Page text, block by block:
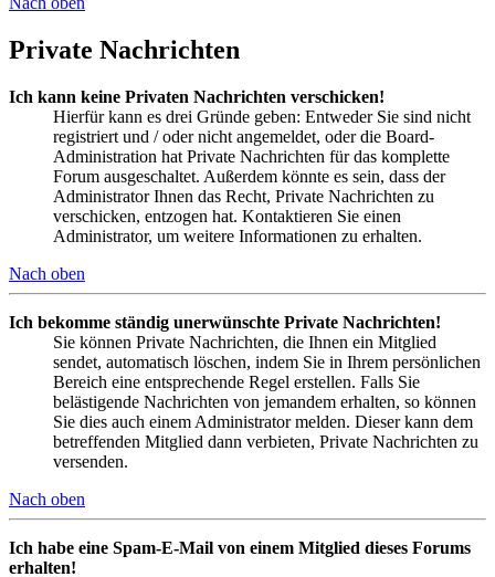
Private Nachrichten
Ich kann keine Privaten Nachrichten verschicken!
Hierfür kann es drei Gründe geben: Entweder Sie sind nicht
registriert und / oder nicht angemeldet, oder die Board-
Administration hat Private Nachrichten für das komplette
Forum ausgeschaltet. Außerdem könnte es sein, dass der
Administrator Ihnen das Recht, Private Nachrichten zu
verschicken, entzogen hat. Kontaktieren Sie einen
Administrator, um weitere Informationen zu erhalten.
Nach oben
Ich bekomme ständig unerwünschte Private Nachrichten!
Sie können Private Nachrichten, die Ihnen ein Mitglied
sendet, automatisch löschen, indem Sie in Ihrem persönlichen
Bereich eine entsprechende Regel erstellen. Falls Sie
belästigende Nachrichten von jemandem erhalten, so können
Sie dies auch einem Administrator melden. Dieser kann dem
betreffenden Mitglied dann verbieten, Private Nachrichten zu
versenden.
Nach oben
Ich habe eine Spam-E-Mail von einem Mitglied dieses Forums
erhalten!